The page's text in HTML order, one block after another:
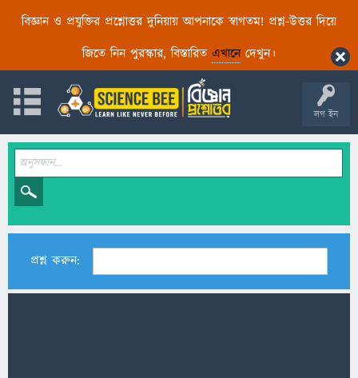
বিজ্ঞান ও প্রযুক্তির প্রশ্নোত্তর দুনিয়ায় আপনাকে স্বাগতম! প্রশ্ন-উত্তর দিয়ে
জিতে নিন পুরস্কার, বিস্তারিত এখানেদেখুন।
লগ ইন
প্রশ্ন করুন: